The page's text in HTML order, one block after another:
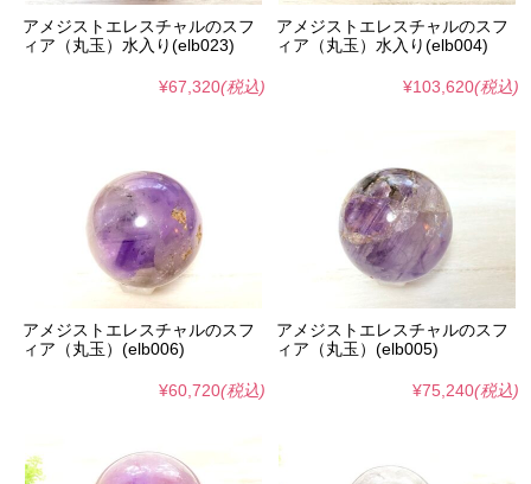
アメジストエレスチャルのスフ
ィア（丸玉）水入り(elb023)
¥67,320(税込)
アメジストエレスチャルのスフ
ィア（丸玉）水入り(elb004)
¥103,620(税込)
アメジストエレスチャルのスフ
ィア（丸玉）(elb006)
¥60,720(税込)
アメジストエレスチャルのスフ
ィア（丸玉）(elb005)
¥75,240(税込)